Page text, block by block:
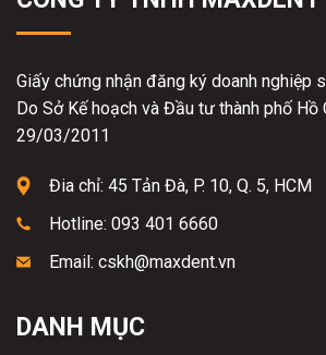
Giấy chứng nhận đăng ký doanh nghiệp
Do Sở Kế hoạch và Đầu tư thành phố Hồ
29/03/2011
Đia chỉ: 45 Tản Đà, P. 10, Q. 5, HCM
Hotline: 093 401 6660
Email: cskh@maxdent.vn
DANH MỤC